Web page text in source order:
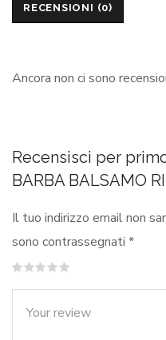
RECENSIONI (0)
Ancora non ci sono
Recensisci per
BARBA BALSAMO
Il tuo indirizzo email non
sono contrassegnati *